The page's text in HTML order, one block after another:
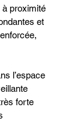
à proximité
et
l’espace
forte